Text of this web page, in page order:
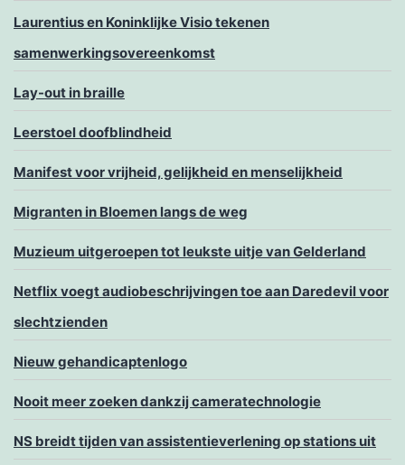
Laurentius en Koninklijke Visio tekenen
samenwerkingsovereenkomst
Lay-out in braille
Leerstoel doofblindheid
Manifest voor vrijheid, gelijkheid en menselijkheid
Migranten in Bloemen langs de weg
Muzieum uitgeroepen tot leukste uitje van Gelderland
Netflix voegt audiobeschrijvingen toe aan Daredevil voor
slechtzienden
Nieuw gehandicaptenlogo
Nooit meer zoeken dankzij cameratechnologie
NS breidt tijden van assistentieverlening op stations uit